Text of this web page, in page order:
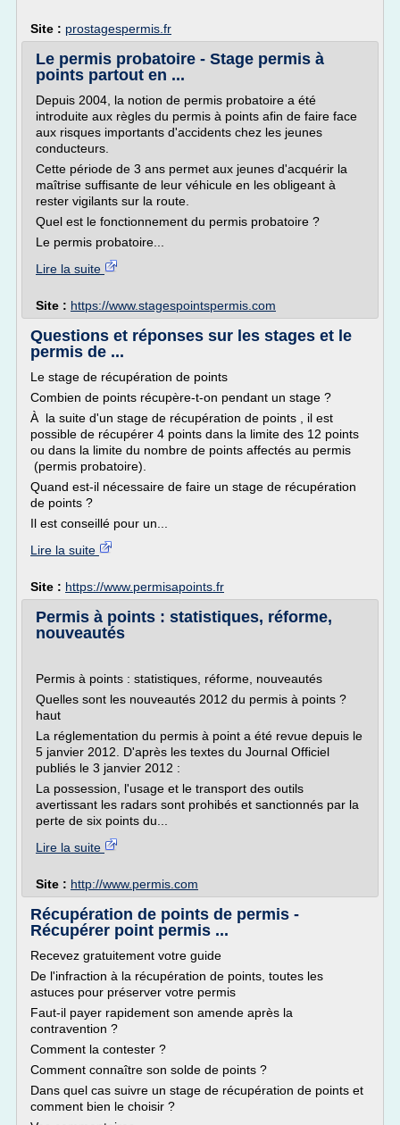
Site : prostagespermis.fr
Le permis probatoire - Stage permis à
points partout en ...
Depuis 2004, la notion de permis probatoire a été
introduite aux règles du permis à points afin de faire face
aux risques importants d'accidents chez les jeunes
conducteurs.
Cette période de 3 ans permet aux jeunes d'acquérir la
maîtrise suffisante de leur véhicule en les obligeant à
rester vigilants sur la route.
Quel est le fonctionnement du permis probatoire ?
Le permis probatoire...
Lire la suite
Site : https://www.stagespointspermis.com
Questions et réponses sur les stages et le
permis de ...
Le stage de récupération de points
Combien de points récupère-t-on pendant un stage ?
À la suite d'un stage de récupération de points , il est
possible de récupérer 4 points dans la limite des 12 points
ou dans la limite du nombre de points affectés au permis
(permis probatoire).
Quand est-il nécessaire de faire un stage de récupération
de points ?
Il est conseillé pour un...
Lire la suite
Site : https://www.permisapoints.fr
Permis à points : statistiques, réforme,
nouveautés
Permis à points : statistiques, réforme, nouveautés
Quelles sont les nouveautés 2012 du permis à points ?
haut
La réglementation du permis à point a été revue depuis le
5 janvier 2012. D'après les textes du Journal Officiel
publiés le 3 janvier 2012 :
La possession, l'usage et le transport des outils
avertissant les radars sont prohibés et sanctionnés par la
perte de six points du...
Lire la suite
Site : http://www.permis.com
Récupération de points de permis -
Récupérer point permis ...
Recevez gratuitement votre guide
De l'infraction à la récupération de points, toutes les
astuces pour préserver votre permis
Faut-il payer rapidement son amende après la
contravention ?
Comment la contester ?
Comment connaître son solde de points ?
Dans quel cas suivre un stage de récupération de points et
comment bien le choisir ?